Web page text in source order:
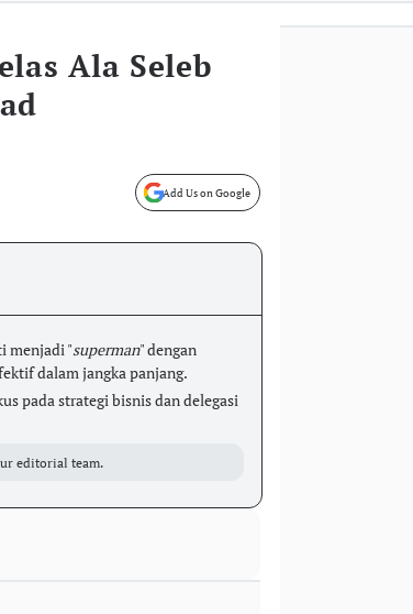
Ala Seleb
Add Us on Google
menjadi "superman" dengan
dalam jangka panjang.
pada strategi bisnis dan delegasi
editorial team.